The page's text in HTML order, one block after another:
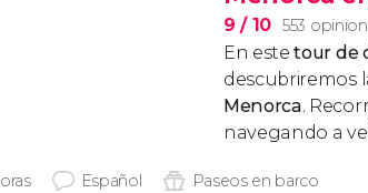
9/ 10 553
En este tour de
descubriremos
Menorca.
navegando a
Español Paseos en barco